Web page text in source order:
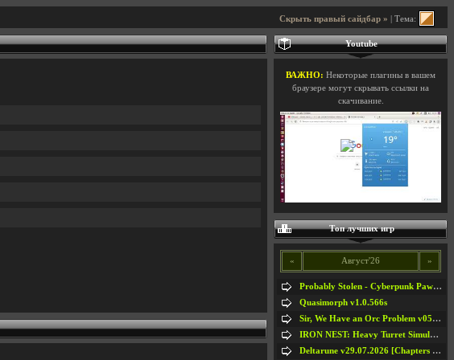
Скрыть правый сайдбар » | Тема:
Youtube
ВАЖНО: Некоторые плагины в вашем
браузере могут скрывать ссылки на
скачивание.
Топ лучших игр
« Август'26 »
Probably Stolen - Cyberpunk Pawnshop Simulator v048c [Playtest]
Quasimorph v1.0.566s
Sir, We Have an Orc Problem v05.08.2026
IRON NEST: Heavy Turret Simulator v1.0a
Deltarune v29.07.2026 [Chapters 1-5] / + RUS [Chapters 1-5]